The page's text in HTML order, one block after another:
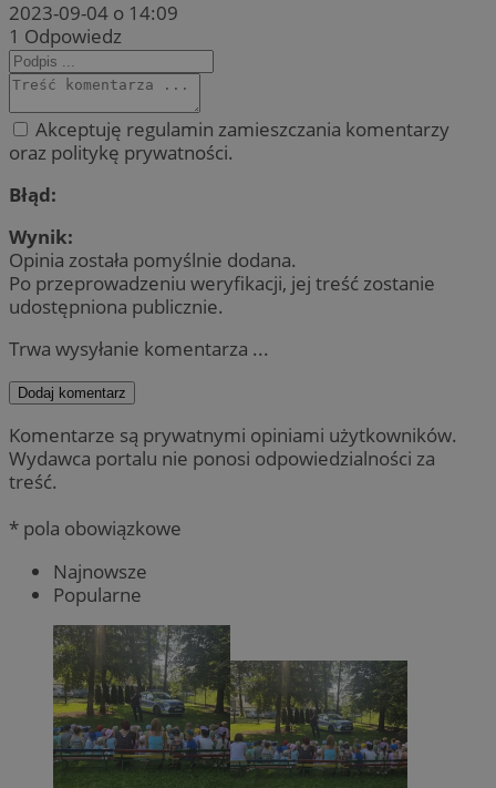
2023-09-04 o 14:09
1 Odpowiedz
Akceptuję regulamin zamieszczania komentarzy
oraz politykę prywatności.
Błąd:
Wynik:
Opinia została pomyślnie dodana.
Po przeprowadzeniu weryfikacji, jej treść zostanie
udostępniona publicznie.
Trwa wysyłanie komentarza ...
Dodaj komentarz
Komentarze są prywatnymi opiniami użytkowników.
Wydawca portalu nie ponosi odpowiedzialności za
treść.
* pola obowiązkowe
Najnowsze
Popularne